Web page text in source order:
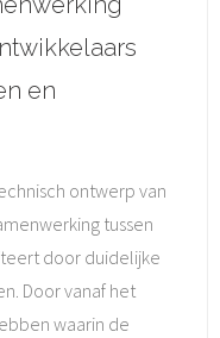
en
ontwerp van
tussen
door duidelijke
Door vanaf het
waarin de